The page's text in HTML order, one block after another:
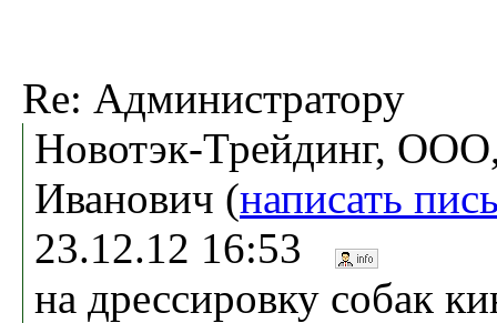
Re: Администратору
Новотэк-Трейдинг,
Иванович (написать
23.12.12 16:53
на дрессировку собак